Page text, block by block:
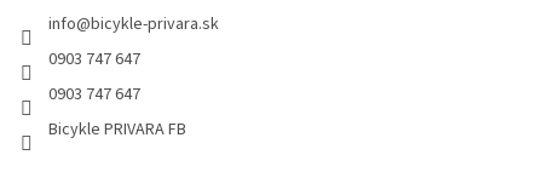
info@bicykle-privara.sk
0903 747 647
0903 747 647
Bicykle PRIVARA FB